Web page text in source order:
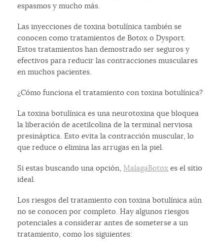
espasmos y mucho más.
Las inyecciones de toxina botulínica también se
conocen como tratamientos de Botox o Dysport.
Estos tratamientos han demostrado ser seguros y
efectivos para reducir las contracciones musculares
en muchos pacientes.
¿Cómo funciona el tratamiento con toxina botulínica?
La toxina botulínica es una neurotoxina que bloquea
la liberación de acetilcolina de la terminal nerviosa
presináptica. Esto evita la contracción muscular, lo
que reduce o elimina las arrugas en la piel.
Si estas buscando una opción,MalagaBotox es el sitio
ideal.
Los riesgos del tratamiento con toxina botulínica aún
no se conocen por completo. Hay algunos riesgos
potenciales a considerar antes de someterse a un
tratamiento, como los siguientes: